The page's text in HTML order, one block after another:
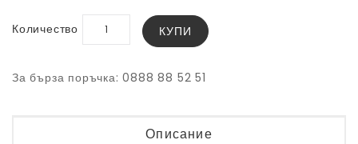
Количество КУПИ
За бърза поръчка: 0888 88 52 51
Описание